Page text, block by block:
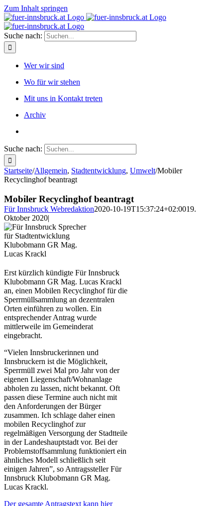
Zum Inhalt springen
Suche nach:
Wer wir sind
Wo für wir stehen
Mit uns in Kontakt treten
Archiv
Suche nach:
Startseite/Allgemein, Stadtentwicklung, Umwelt/Mobiler
Recyclinghof beantragt
Mobiler Recyclinghof beantragt
Für Innsbruck Webredaktion2020-10-19T15:37:24+02:0019.
Oktober 2020|
Erst kürzlich kündigte Für Innsbruck
Klubobmann GR Mag. Lucas Krackl
an, einen Mobilen Recyclinghof für die
Sperrmüllsammlung an dezentralen
Orten einführen zu wollen. Ein
entsprechender Antrag wurde
mittlerweile im Gemeinderat
eingebracht.
“Vielen Innsbruckerinnen und
Innsbruckern ist die Möglichkeit,
Sperrmüll zwei Mal pro Jahr von der
eigenen Liegenschaft/Wohnanlage
abholen zu lassen, nicht bekannt. Oft
passen diese Termine auch nicht mit
den Anforderungen der Bürger
zusammen. Ich schlage daher einen
mobilen Recyclinghof zur
regelmäßigen Versorgung der Stadtteile
in der Landeshauptstadt vor. Bei der
Problemstoffsammlung funktioniert ein
ähnliches Modell schließlich seit
einigen Jahren”, so Antragssteller Für
Innsbruck Klubobmann GR Mag.
Lucas Krackl.
Der gesamte Antragstext kann hier